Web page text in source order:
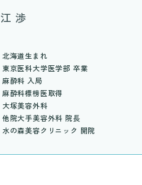
渉
北海道生まれ
東京医科大学医学部 卒業
麻酔科 入局
麻酔科標榜医取得
大塚美容外科
他院大手美容外科 院長
水の森美容クリニック 開院